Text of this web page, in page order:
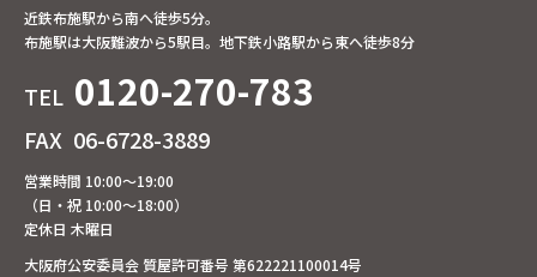
近鉄布施駅から南へ徒歩5分。
布施駅は大阪難波から5駅目。地下鉄小路駅から東へ徒歩8分
TEL 0120-270-783
FAX 06-6728-3889
営業時間 10:00～19:00
（日・祝 10:00～18:00）
定休日 木曜日
大阪府公安委員会 質屋許可番号 第622221100014号